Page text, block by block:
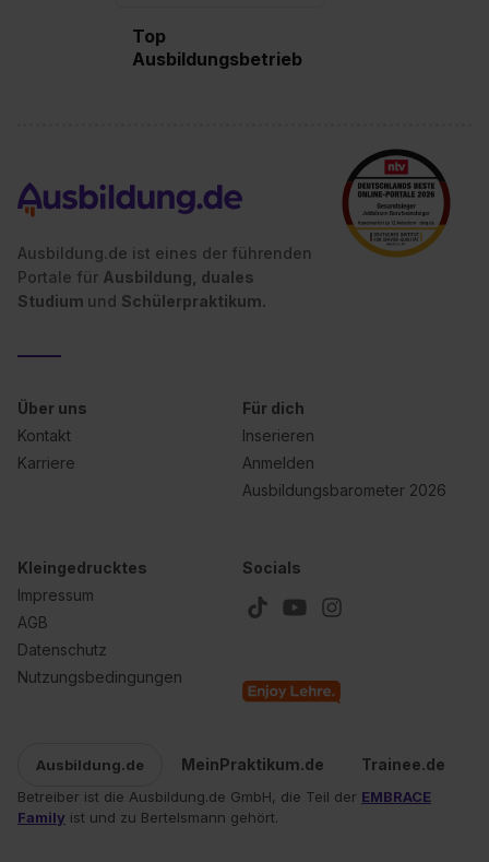
Top
Ausbildungsbetrieb
Ausbildung.de ist eines der führenden
Portale für Ausbildung, duales
Studium und Schülerpraktikum.
Über uns
Kontakt
Karriere
Für dich
Inserieren
Anmelden
Ausbildungsbarometer 2026
Kleingedrucktes
Impressum
AGB
Datenschutz
Nutzungsbedingungen
Socials
Ausbildung.de MeinPraktikum.de Trainee.de
Betreiber ist die Ausbildung.de GmbH, die Teil der EMBRACE
Family ist und zu Bertelsmann gehört.